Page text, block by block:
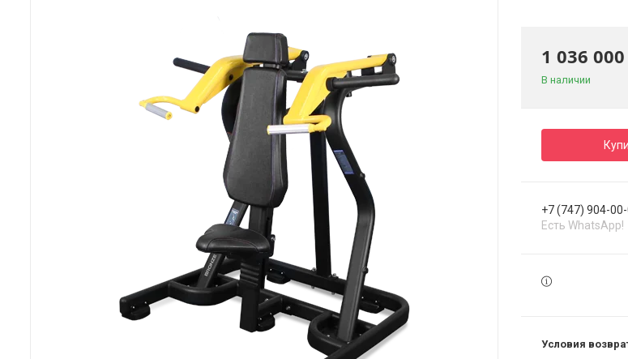
1 036
В наличии
+7 (747) 904-
Есть WhatsApp!